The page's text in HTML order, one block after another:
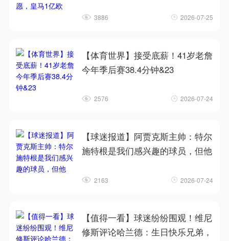
3886 2026-07-25
【体育世界】接受底薪！41岁老詹
今年季后赛38.4分钟&23
2576 2026-07-24
【球迷报道】阿贾克斯主帅：特尔
施特根是我们感兴趣的球员，但他
2163 2026-07-24
【值得一看】球迷纷纷围观！维尼
修斯评论哈兰德：生日快乐兄弟，